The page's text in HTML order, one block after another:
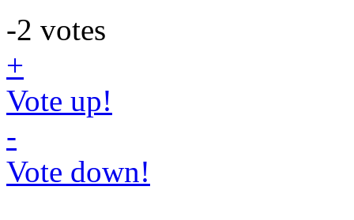
-2 votes
+
Vote up!
-
Vote down!